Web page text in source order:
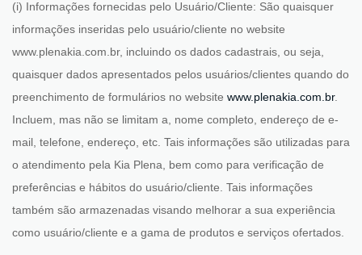
(i) Informações fornecidas pelo Usuário/Cliente: São quaisquer
informações inseridas pelo usuário/cliente no website
www.plenakia.com.br, incluindo os dados cadastrais, ou seja,
quaisquer dados apresentados pelos usuários/clientes quando do
preenchimento de formulários no website www.plenakia.com.br.
Incluem, mas não se limitam a, nome completo, endereço de e-
mail, telefone, endereço, etc. Tais informações são utilizadas para
o atendimento pela Kia Plena, bem como para verificação de
preferências e hábitos do usuário/cliente. Tais informações
também são armazenadas visando melhorar a sua experiência
como usuário/cliente e a gama de produtos e serviços ofertados.